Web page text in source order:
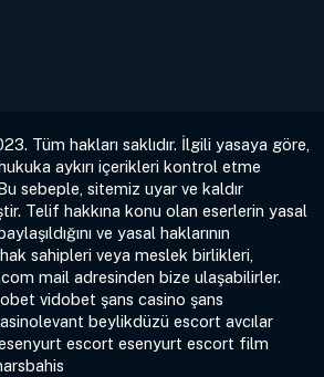
Tüm hakları saklıdır. İlgili yasaya göre,
aykırı içerikleri kontrol etme
sebeple, sitemiz uyar ve kaldır
Telif hakkına konu olan eserlerin yasal
ve yasal haklarının
sahipleri veya meslek birlikleri,
mail adresinden bize ulaşabilirler.
vidobet şans casino şans
beylikdüzü escort avcılar
escort esenyurt escort film